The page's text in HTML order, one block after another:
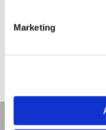
Marketing
Insert